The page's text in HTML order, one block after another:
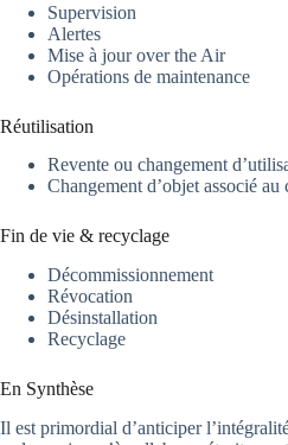
Supervision
Alertes
Mise à jour over the Air
Opérations de maintenance
Réutilisation
Revente ou changement
Changement d’objet associé au
Fin de vie & recyclage
Décommissionnement
Révocation
Désinstallation
Recyclage
En Synthèse
Il est primordial d’anticiper